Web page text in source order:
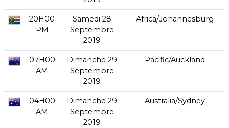
20H00
PM
Samedi 28
Septembre
2019
Africa/Johannesburg
07H00
AM
Dimanche 29
Septembre
2019
Pacific/Auckland
04H00
AM
Dimanche 29
Septembre
2019
Australia/Sydney